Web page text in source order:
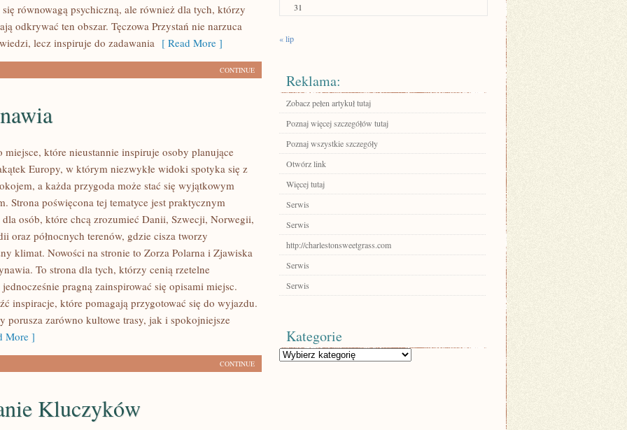
równowagą psychiczną, ale również dla tych, którzy
odkrywać ten obszar. Tęczowa Przystań nie narzuca
lecz inspiruje do zadawania [ Read More ]
CONTINUE
miejsce, które nieustannie inspiruje osoby planujące
Europy, w którym niezwykłe widoki spotyka się z
a każda przygoda może stać się wyjątkowym
Strona poświęcona tej tematyce jest praktycznym
osób, które chcą zrozumieć Danii, Szwecji, Norwegii,
oraz północnych terenów, gdzie cisza tworzy
klimat. Nowości na stronie to Zorza Polarna i Zjawiska
To strona dla tych, którzy cenią rzetelne
pragną zainspirować się opisami miejsc.
inspiracje, które pomagają przygotować się do wyjazdu.
porusza zarówno kultowe trasy, jak i spokojniejsze
]
CONTINUE
Kluczyków
31
« lip
Reklama:
Zobacz pełen artykuł tutaj
Poznaj więcej szczegółów tutaj
Poznaj wszystkie szczegóły
Otwórz link
Więcej tutaj
Serwis
Serwis
http://charlestonsweetgrass.com
Serwis
Serwis
Kategorie
Kategorie